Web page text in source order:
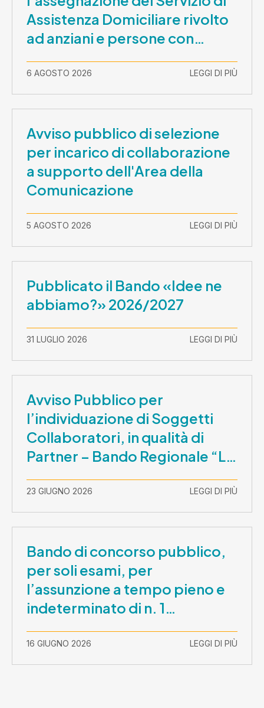
Assistenza Domiciliare rivolto
ad anziani e persone con
2026-30 settembre 2029
6 AGOSTO 2026 LEGGI DI PIÙ
Avviso pubblico di selezione
per incarico di collaborazione
a supporto dell'Area della
Comunicazione
5 AGOSTO 2026 LEGGI DI PIÙ
Pubblicato il Bando «Idee ne
abbiamo?» 2026/2027
31 LUGLIO 2026 LEGGI DI PIÙ
Avviso Pubblico per
l’individuazione di Soggetti
Collaboratori, in qualità di
Partner – Bando Regionale “La
Lombardia è dei Giovani 2026”
– CUP E81B26000210003
23 GIUGNO 2026 LEGGI DI PIÙ
Bando di concorso pubblico,
per soli esami, per
l’assunzione a tempo pieno e
indeterminato di n. 1
Assistente Sociale –
Comunicazione prova scritta e
prova orale
16 GIUGNO 2026 LEGGI DI PIÙ